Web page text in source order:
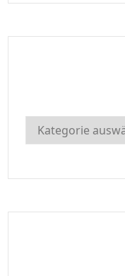
Kategorien